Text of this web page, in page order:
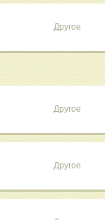
Другое
Другое
Другое